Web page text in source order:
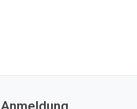
Anmeldung